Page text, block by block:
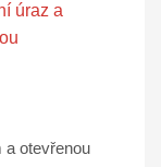
úraz a
a otevřenou